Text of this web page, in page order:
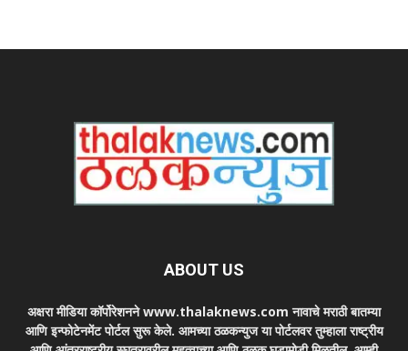
ABOUT US
अक्षरा मीडिया कॉर्पोरेशनने www.thalaknews.com नावाचे मराठी बातम्या
आणि इन्फोटेनमेंट पोर्टल सुरू केले. आमच्या ठळकन्युज या पोर्टलवर तुम्हाला राष्ट्रीय